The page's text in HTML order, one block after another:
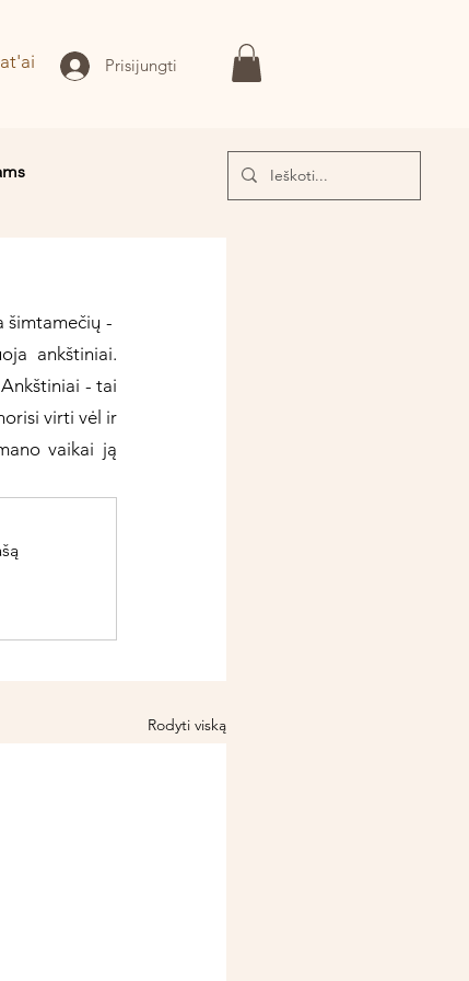
Prisijungti
šimtamečių -
ankštiniai.
- tai
virti vėl ir
vaikai ją
Rodyti viską